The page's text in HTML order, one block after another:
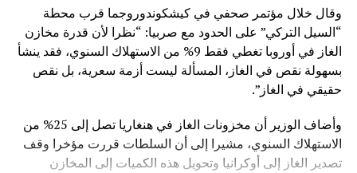
وقال خلال مؤتمر صحفي في كيشكوندوروجما قرب محطة
“السيل التركي” على الحدود مع صربيا: “نظرا لأن قدرة مخازن
الغاز في أوروبا تغطي فقط 9% من الاستهلاك السنوي، فقد ينشأ
بسهولة نقص في الغاز، المسألة ليست أزمة سعرية، بل نقص
حقيقي في الغاز”.
وأضاف الوزير أن مخزونات الغاز في هنغاريا تصل إلى 25% من
الاستهلاك السنوي، مشيرا إلى أن السلطات قررت مؤخرا وقف
تصدير الغاز إلى أوكرانيا وتحويل هذه الكميات إلى المخازن